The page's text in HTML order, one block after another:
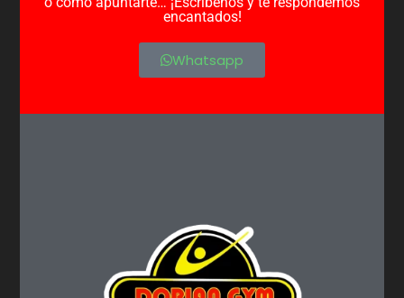
encantados!
Whatsapp